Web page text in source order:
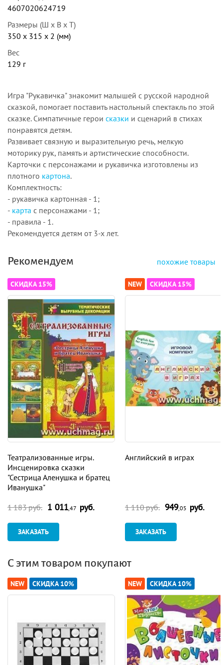
4607020624719
Размеры (Ш x В x Т)
350 x 315 x 2 (мм)
Вес
129 г
Игра "Рукавичка" знакомит малышей с русской народной
сказкой, помогает поставить настольный спектакль по этой
сказке. Симпатичные герои сказки и сценарий в стихах
понравятся детям.
Развивает связную и выразительную речь, мелкую
моторику рук, память и артистические способности.
Карточки с персонажами и рукавичка изготовлены из
плотного картона.
Комплектность:
- рукавичка картонная - 1;
- карта с персонажами - 1;
- правила - 1.
Рекомендуется детям от 3-х лет.
Рекомендуем похожие товары
СКИДКА 15%
Театрализованные игры.
Инсценировка сказки
"Сестрица Аленушка и братец
Иванушка"
1 183 руб. 1 011,47 руб.
ЗАКАЗАТЬ
NEW СКИДКА 15%
Английский в играх
1 110 руб. 949,05 руб.
ЗАКАЗАТЬ
С этим товаром покупают
NEW СКИДКА 10% NEW СКИДКА 10%